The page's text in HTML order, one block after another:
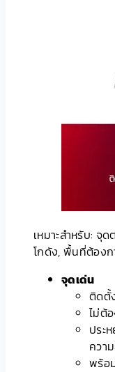
เหมาะสำหรับ: จุ
โกดัง, พื้นที่ต้อง
จุดเด่น
ติดตั้
ไม่ต้
ประ
ควา
พร้อ